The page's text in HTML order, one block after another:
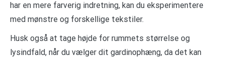
har en mere farverig indretning, kan du eksperimentere
med mønstre og forskellige tekstiler.
Husk også at tage højde for rummets størrelse og
lysindfald, når du vælger dit gardinophæng, da det kan